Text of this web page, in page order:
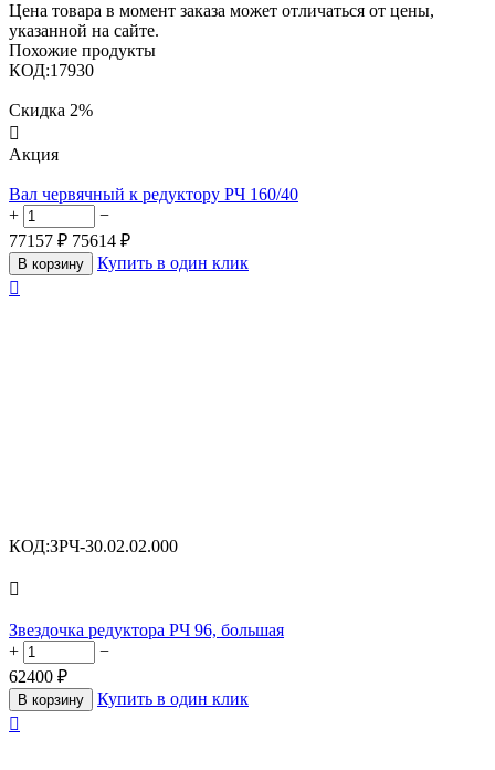
Цена товара в момент заказа может отличаться от цены,
указанной на сайте.
Похожие продукты
КОД:17930
Скидка 2%

Aкция
Вал червячный к редуктору РЧ 160/40
+
−
77157 ₽ 75614 ₽
В корзину
Купить в один клик

КОД:ЗРЧ-30.02.02.000

Звездочка редуктора РЧ 96, большая
+
−
62400 ₽
В корзину
Купить в один клик
